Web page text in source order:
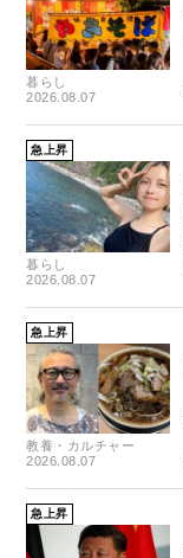
暮らし
2026.08.07
急上昇
暮らし
2026.08.07
急上昇
教養・カルチャー
2026.08.07
急上昇